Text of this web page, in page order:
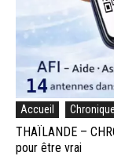
Accueil
THAÏLANDE –
pour être vrai